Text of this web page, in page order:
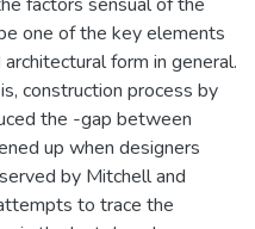
one of the key elements
form in general.
construction process by
the -gap between
up when designers
by Mitchell and
to trace the